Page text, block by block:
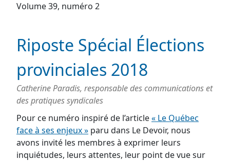
Volume 39, numéro 2
Riposte Spécial Élections
provinciales 2018
Catherine Paradis, responsable des communications et
des pratiques syndicales
Pour ce numéro inspiré de l’article« Le Québec
face à ses enjeux » paru dans Le Devoir, nous
avons invité les membres à exprimer leurs
inquiétudes, leurs attentes, leur point de vue sur